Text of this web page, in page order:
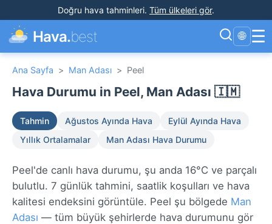
Doğru hava tahminleri. Tüm ülkeleri gör.
Hava.best 🌐 ☰
Ana Sayfa > Man Adası > Peel
Hava Durumu in Peel, Man Adası 🇮🇲
Tahmin Ağustos Ayında Hava
Eylül Ayında Hava
Yıllık Ortalamalar
Man Adası Hava Durumu
Peel'de canlı hava durumu, şu anda 16°C ve parçalı
bulutlu. 7 günlük tahmini, saatlik koşulları ve hava
kalitesi endeksini görüntüle. Peel şu bölgede Man
Adası — tüm büyük şehirlerde hava durumunu gör